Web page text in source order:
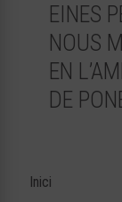
EINES
NOUS
EN
DE
Inici